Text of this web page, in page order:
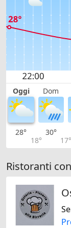
Oggi Dom
28°
18°
30°
17°
Ristoranti